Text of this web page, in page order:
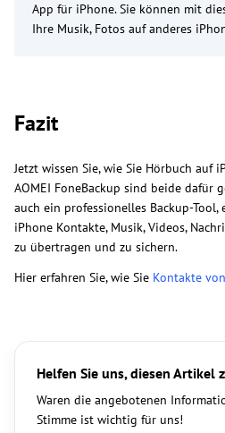
App für iPhone. Sie können mit
Ihre Musik, Fotos auf anderes
Fazit
Jetzt wissen Sie, wie Sie Hörbuch auf
AOMEI FoneBackup sind beide dafür
auch ein professionelles Backup-Tool,
iPhone Kontakte, Musik, Videos,
zu übertragen und zu sichern.
Hier erfahren Sie, wie Sie Kontakte
Helfen Sie uns, diesen Artikel
Waren die angebotenen
Stimme ist wichtig für uns!